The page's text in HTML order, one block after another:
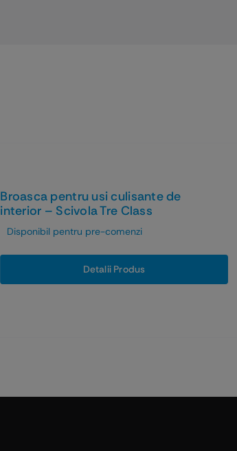
Broasca pentru usi culisante de
interior – Scivola Tre Class
Disponibil pentru pre-comenzi
Detalii Produs